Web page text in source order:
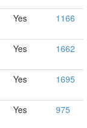
Yes 1166
Yes 1662
Yes 1695
Yes 975